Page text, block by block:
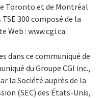
Toronto et de Montréal
300 composé de la
Web : www.cgi.ca.
dans ce communiqué de
du Groupe CGI inc.,
la Société auprès de la
(SEC) des États-Unis,